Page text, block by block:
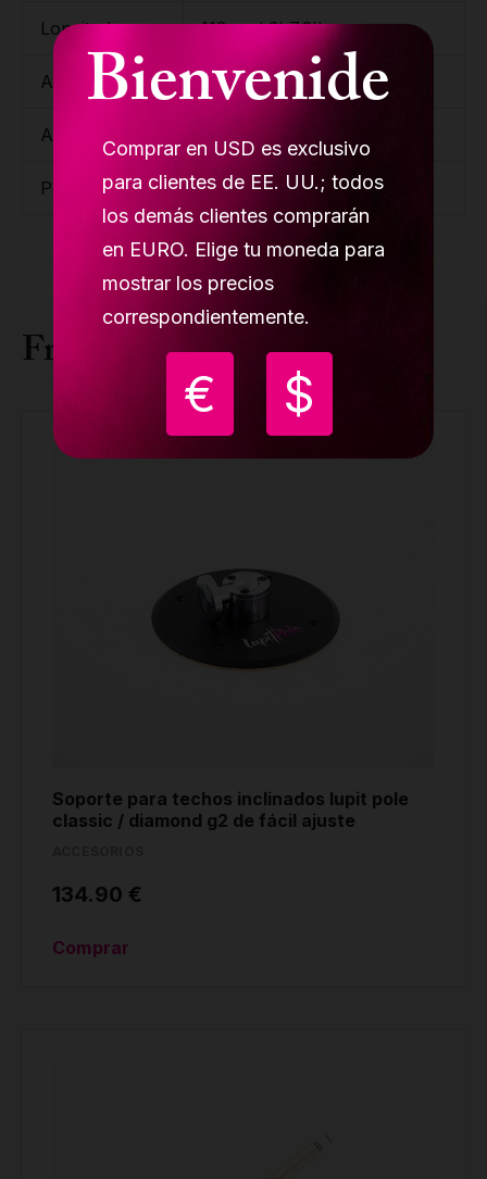
Bienvenide
Comprar en USD es exclusivo
para clientes de EE. UU.; todos
los demás clientes comprarán
en EURO. Elige tu moneda para
mostrar los precios
correspondientemente.
€ $
Longitud 113 cm/ 3' 7.3''
Ancho 23 cm/ 9.44''
Altura
Peso 15,70 kg/ 34.94 lb
Frequently bought together
Soporte para techos inclinados lupit pole
classic / diamond g2 de fácil ajuste
134.90 €
Comprar